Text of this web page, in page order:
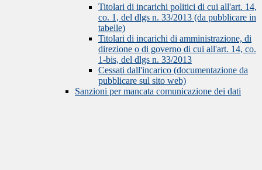
Titolari di incarichi politici di cui all'art. 14,
co. 1, del dlgs n. 33/2013 (da pubblicare in
tabelle)
Titolari di incarichi di amministrazione, di
direzione o di governo di cui all'art. 14, co.
1-bis, del dlgs n. 33/2013
Cessati dall'incarico (documentazione da
pubblicare sul sito web)
Sanzioni per mancata comunicazione dei dati